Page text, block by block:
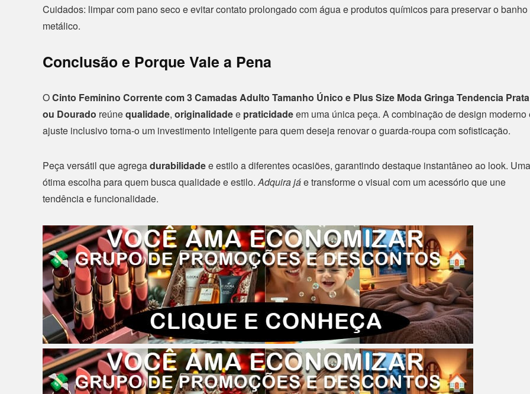
Cuidados: limpar com pano seco e evitar contato prolongado com água e produtos químicos para preservar o banho
metálico.
Conclusão e Porque Vale a Pena
OCinto Feminino Corrente com 3 Camadas Adulto Tamanho Único e Plus Size Moda Gringa Tendencia Prata
ou Dourado reúnequalidade, originalidadee praticidadeem uma única peça. A combinação de design moderno
ajuste inclusivo torna-o um investimento inteligente para quem deseja renovar o guarda-roupa com sofisticação.
Peça versátil que agregadurabilidadee estilo a diferentes ocasiões, garantindo destaque instantâneo ao look. Uma
ótima escolha para quem busca qualidade e estilo.Adquira jáe transforme o visual com um acessório que une
tendência e funcionalidade.